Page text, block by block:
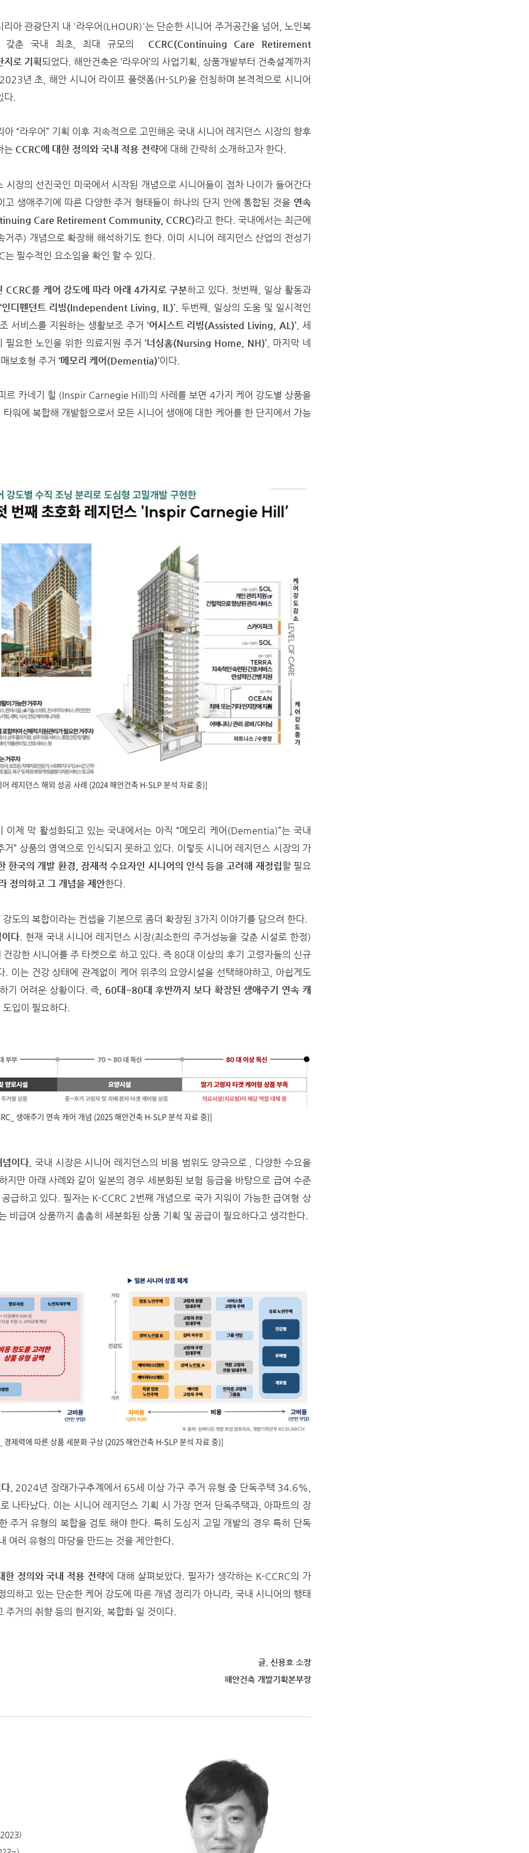
아 관광단지 내 '라우어(LHOUR)'는 단순한 시니어 주거공간을 넘어, 노인복
갖춘 국내 최초, 최대 규모의 CCRC(Continuing Care Retirement
로 기획되었다. 해안건축은 ‘라우어’의 사업기획, 상품개발부터 건축설계까지
년 초, 해안 시니어 라이프 플랫폼(H-SLP)을 런칭하며 본격적으로 시니어
다.
“라우어” 기획 이후 지속적으로 고민해온 국내 시니어 레지던스 시장의 향후
는 CCRC에 대한 정의와 국내 적용 전략에 대해 간략히 소개하고자 한다.
시장의 선진국인 미국에서 시작된 개념으로 시니어들이 점차 나이가 들어간다
고 생애주기에 따른 다양한 주거 형태들이 하나의 단지 안에 통합된 것을 연속
Care Retirement Community, CCRC)라고 한다. 국내에서는 최근에
주) 개념으로 확장해 해석하기도 한다. 이미 시니어 레지던스 산업의 전성기
는 필수적인 요소임을 확인 할 수 있다.
CCRC를 케어 강도에 따라 아래 4가지로 구분하고 있다. 첫번째, 일상 활동과
‘인디펜던트 리빙(Independent Living, IL)’. 두번째, 일상의 도움 및 일시적인
서비스를 지원하는 생활보조 주거 ‘어시스트 리빙(Assisted Living, AL)’. 세
요한 노인을 위한 의료지원 주거 ‘너싱홈(Nursing Home, NH)’. 마지막 네
보호형 주거 ‘메모리 케어(Dementia)’이다.
르 카네기 힐 (Inspir Carnegie Hill)의 사레를 보면 4가지 케어 강도별 상품을
워에 복합해 개발함으로서 모든 시니어 생애에 대한 케어를 한 단지에서 가능
레지던스 해외 성공 사례 (2024 해안건축 H-SLP 분석 자료 중)]
이제 막 활성화되고 있는 국내에서는 아직 “메모리 케어(Dementia)”는 국내
거” 상품의 영역으로 인식되지 못하고 있다. 이렇듯 시니어 레지던스 시장의 가
한국의 개발 환경, 잠재적 수요자인 시니어의 인식 등을 고려해 재정립할 필요
정의하고 그 개념을 제안한다.
도의 복합이라는 컨셉을 기본으로 좀더 확장된 3가지 이야기를 담으려 한다.
다. 현재 국내 시니어 레지던스 시장(최소한의 주거성능을 갖춘 시설로 한정)
강한 시니어를 주 타켓으로 하고 있다. 즉 80대 이상의 후기 고령자들의 신규
. 이는 건강 상태에 관계없이 케어 위주의 요양시설을 선택해야하고, 아쉽게도
기 어려운 상황이다. 즉 , 60대~80대 후반까지 보다 확장된 생애주기 연속 캐
입이 필요하다.
생애주기 연속 캐어 개념 (2025 해안건축 H-SLP 분석 자료 중)]
이다. 국내 시장은 시니어 레지던스의 비용 범위도 양극으로 , 다양한 수요을
지만 아래 사례와 같이 일본의 경우 세분화된 보험 등급을 바탕으로 급여 수준
급하고 있다. 필자는 K-CCRC 2번째 개념으로 국가 지워이 가능한 급여형 상
비급여 상품까지 촘촘히 세분화된 상품 기획 및 공급이 필요하다고 생각한다.
경제력에 따른 상품 세분화 구상 (2025 해안건축 H-SLP 분석 자료 중)]
. 2024년 장래가구추계에서 65세 이상 가구 주거 유형 중 단독주택 34.6%,
나타났다. 이는 시니어 레지던스 기획 시 가장 먼저 단독주택과, 아파트의 장
주거 유형의 복합을 검토 해야 한다. 특히 도심지 고밀 개발의 경우 특히 단독
여러 유형의 마당을 만드는 것을 제안한다.
한 정의와 국내 적용 전략에 대해 살펴보았다. 필자가 생각하는 K-CCRC의 가
의하고 있는 단순한 케어 강도에 따른 개념 정리가 아니라, 국내 시니어의 행태
주거의 취향 등의 현지와, 복합화 일 것이다.
글. 신용호 소장
해안건축 개발기획본부장